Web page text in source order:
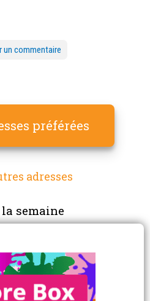
un commentaire
préférées
adresses
la semaine